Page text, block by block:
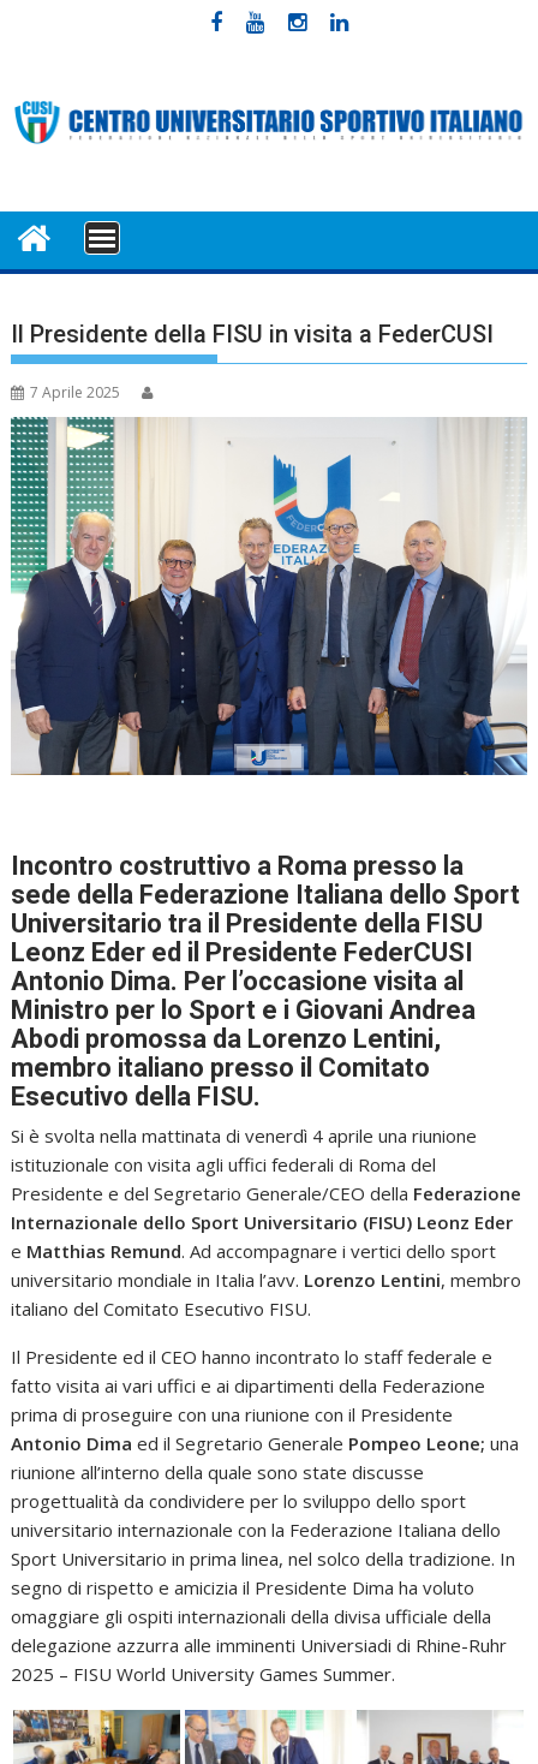
MENU
Il Presidente della FISU in visita a FederCUSI
7 Aprile 2025
Incontro costruttivo a Roma presso la
sede della Federazione Italiana dello Sport
Universitario tra il Presidente della FISU
Leonz Eder ed il Presidente FederCUSI
Antonio Dima. Per l’occasione visita al
Ministro per lo Sport e i Giovani Andrea
Abodi promossa da Lorenzo Lentini,
membro italiano presso il Comitato
Esecutivo della FISU.
Si è svolta nella mattinata di venerdì 4 aprile una riunione
istituzionale con visita agli uffici federali di Roma del
Presidente e del Segretario Generale/CEO della Federazione
Internazionale dello Sport Universitario (FISU) Leonz Eder
e Matthias Remund. Ad accompagnare i vertici dello sport
universitario mondiale in Italia l’avv. Lorenzo Lentini, membro
italiano del Comitato Esecutivo FISU.
Il Presidente ed il CEO hanno incontrato lo staff federale e
fatto visita ai vari uffici e ai dipartimenti della Federazione
prima di proseguire con una riunione con il Presidente
Antonio Dima ed il Segretario Generale Pompeo Leone; una
riunione all’interno della quale sono state discusse
progettualità da condividere per lo sviluppo dello sport
universitario internazionale con la Federazione Italiana dello
Sport Universitario in prima linea, nel solco della tradizione. In
segno di rispetto e amicizia il Presidente Dima ha voluto
omaggiare gli ospiti internazionali della divisa ufficiale della
delegazione azzurra alle imminenti Universiadi di Rhine-Ruhr
2025 – FISU World University Games Summer.